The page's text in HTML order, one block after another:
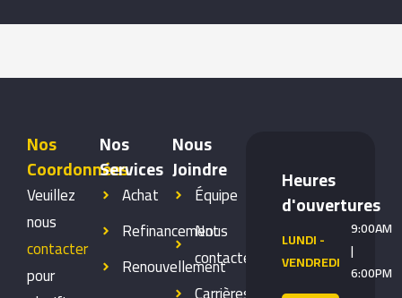
Nos
Coordonnées
Veuillez
nous
contacter
pour
Nos
Services
Achat
Refinancement
Renouvellement
Nous
Joindre
Équipe
Nous
contacter
Heures
d'ouvertures
LUNDI -
VENDREDI
9:00AM
|
6:00PM